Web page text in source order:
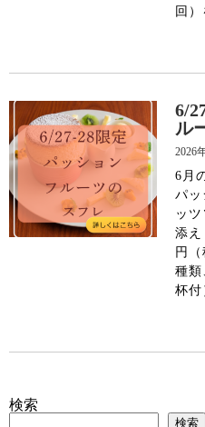
回
6/
ル
2026
6月
パッ
ッ
添
円
種類
杯
検索
検索